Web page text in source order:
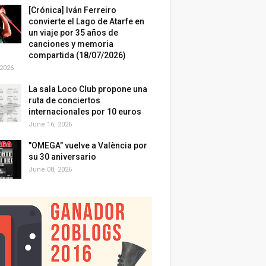
[Crónica] Iván Ferreiro
convierte el Lago de Atarfe en
un viaje por 35 años de
canciones y memoria
compartida (18/07/2026)
La sala Loco Club propone una
ruta de conciertos
internacionales por 10 euros
June 16, 2026
"OMEGA" vuelve a València por
su 30 aniversario
June 08, 2026